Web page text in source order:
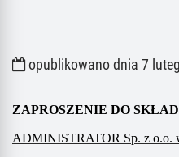
opublikowano dnia 7
ZAPROSZENIE DO
ADMINISTRATOR Sp. z o.o.